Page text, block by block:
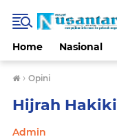
Home Nasional
› Opini
Hijrah Hakiki
Admin